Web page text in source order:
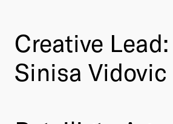
Creative Lead:
Sinisa Vidovic